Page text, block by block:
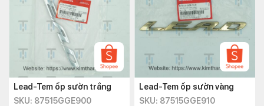
Lead-Tem ốp sườn trắng
SKU: 87515GGE900
Lead-Tem ốp sườn vàng
SKU: 87515GGE910